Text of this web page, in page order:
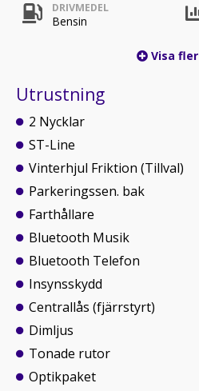
DRIVMEDEL
Bensin
Visa fler
Utrustning
2 Nycklar
ST-Line
Vinterhjul Friktion (Tillval)
Parkeringssen. bak
Farthållare
Bluetooth Musik
Bluetooth Telefon
Insynsskydd
Centrallås (fjärrstyrt)
Dimljus
Tonade rutor
Optikpaket